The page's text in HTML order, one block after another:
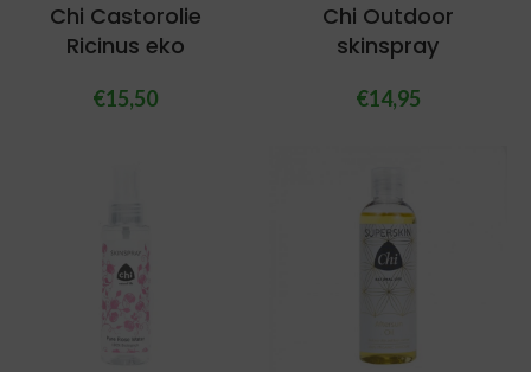
Chi Castorolie
Ricinus eko
€15,50
Chi Outdoor
skinspray
€14,95